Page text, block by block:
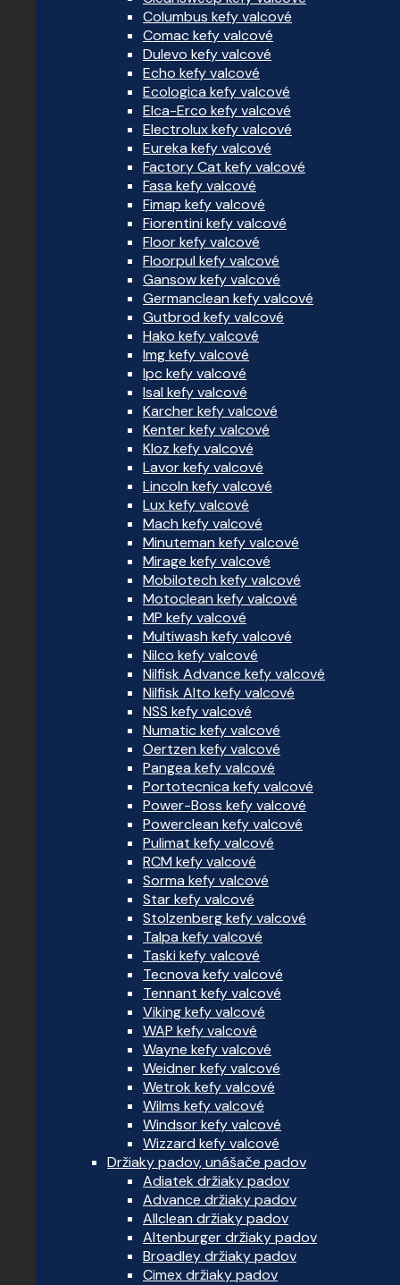
Columbus kefy valcové
Comac kefy valcové
Dulevo kefy valcové
Echo kefy valcové
Ecologica kefy valcové
Elca-Erco kefy valcové
Electrolux kefy valcové
Eureka kefy valcové
Factory Cat kefy valcové
Fasa kefy valcové
Fimap kefy valcové
Fiorentini kefy valcové
Floor kefy valcové
Floorpul kefy valcové
Gansow kefy valcové
Germanclean kefy valcové
Gutbrod kefy valcové
Hako kefy valcové
Img kefy valcové
Ipc kefy valcové
Isal kefy valcové
Karcher kefy valcové
Kenter kefy valcové
Kloz kefy valcové
Lavor kefy valcové
Lincoln kefy valcové
Lux kefy valcové
Mach kefy valcové
Minuteman kefy valcové
Mirage kefy valcové
Mobilotech kefy valcové
Motoclean kefy valcové
MP kefy valcové
Multiwash kefy valcové
Nilco kefy valcové
Nilfisk Advance kefy valcové
Nilfisk Alto kefy valcové
NSS kefy valcové
Numatic kefy valcové
Oertzen kefy valcové
Pangea kefy valcové
Portotecnica kefy valcové
Power-Boss kefy valcové
Powerclean kefy valcové
Pulimat kefy valcové
RCM kefy valcové
Sorma kefy valcové
Star kefy valcové
Stolzenberg kefy valcové
Talpa kefy valcové
Taski kefy valcové
Tecnova kefy valcové
Tennant kefy valcové
Viking kefy valcové
WAP kefy valcové
Wayne kefy valcové
Weidner kefy valcové
Wetrok kefy valcové
Wilms kefy valcové
Windsor kefy valcové
Wizzard kefy valcové
Držiaky padov, unášače padov
Adiatek držiaky padov
Advance držiaky padov
Allclean držiaky padov
Altenburger držiaky padov
Broadley držiaky padov
Cimex držiaky padov